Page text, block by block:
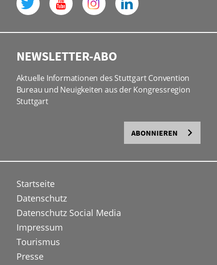
NEWSLETTER-ABO
Aktuelle Informationen des Stuttgart Convention
Bureau und Neuigkeiten aus der Kongressregion
Stuttgart
ABONNIEREN
Startseite
Datenschutz
Datenschutz Social Media
Impressum
Tourismus
Presse